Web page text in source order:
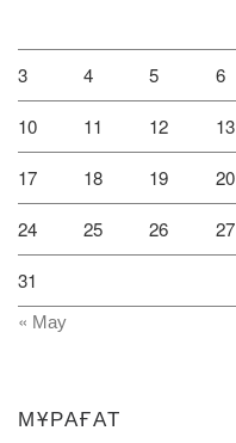
3 4 5 6
10 11 12 13
17 18 19 20
24 25 26 27
31
« Мау
МҰРАҒАТ